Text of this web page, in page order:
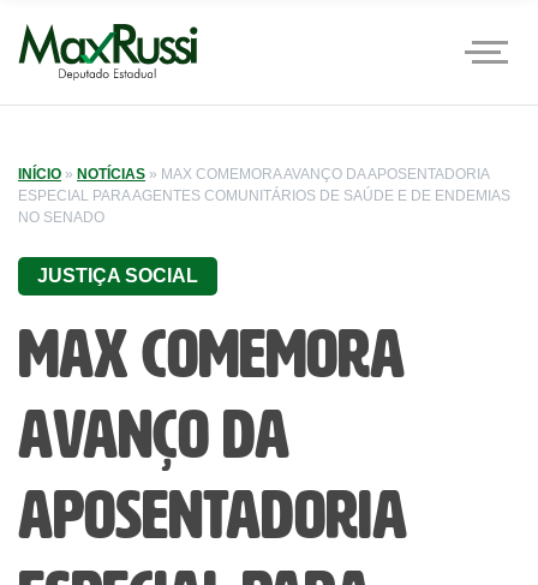
INÍCIO » NOTÍCIAS » MAX COMEMORA AVANÇO DA APOSENTADORIA
ESPECIAL PARA AGENTES COMUNITÁRIOS DE SAÚDE E DE ENDEMIAS
NO SENADO
JUSTIÇA SOCIAL
Max comemora
avanço da
aposentadoria